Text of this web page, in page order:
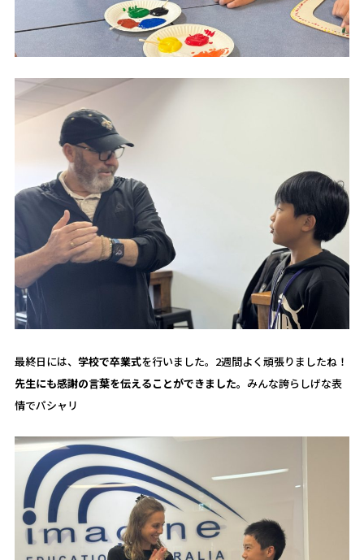
最終日には、 学校で卒業式を行いました。2週間よく頑張りましたね！
先生にも感謝の言葉を伝えることができました。 みんな誇らしげな表
情でパシャリ